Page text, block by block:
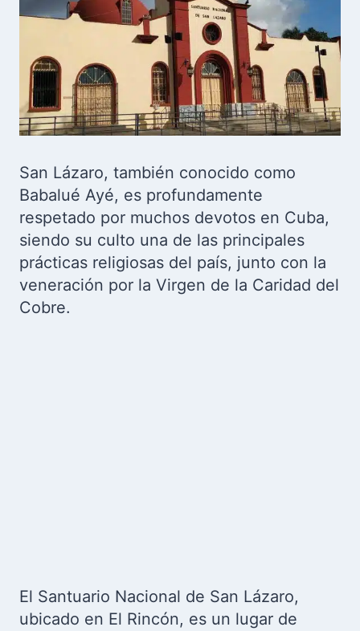
San Lázaro, también conocido como
Babalué Ayé, es profundamente
respetado por muchos devotos en Cuba,
siendo su culto una de las principales
prácticas religiosas del país, junto con la
veneración por la Virgen de la Caridad del
Cobre.
El Santuario Nacional de San Lázaro,
ubicado en El Rincón, es un lugar de